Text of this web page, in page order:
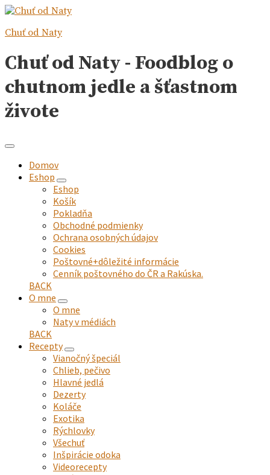
Chuť od Naty
Chuť od Naty - Foodblog o
chutnom jedle a šťastnom
živote
Domov
Eshop
expand
child
menu
Eshop
Košík
Pokladňa
Obchodné podmienky
Ochrana osobných údajov
Cookies
Poštovné+dôležité informácie
Cenník poštovného do ČR a Rakúska.
BACK
O mne
expand
child
menu
O mne
Naty v médiách
BACK
Recepty
expand
child
menu
Vianočný špeciál
Chlieb, pečivo
Hlavné jedlá
Dezerty
Koláče
Exotika
Rýchlovky
Všechuť
Inšpirácie odoka
Videorecepty